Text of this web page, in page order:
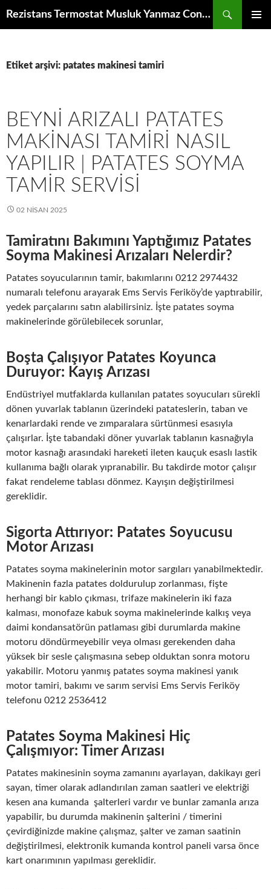
Rezistans Termostat Musluk Yanmaz Conta Rende Disk Bıçak Redüktör Fan Motoru Elektronik Kumanda Kartı Raf Izgara
Etiket arşivi: patates makinesi tamiri
BEYNI ARIZALI PATATES
MAKINASI TAMIRI NASIL
YAPILIR | PATATES SOYMA
TAMIR SERVISI
02 NISAN 2025
Tamiratını Bakımını Yaptığımız Patates
Soyma Makinesi Arızaları Nelerdir?
Patates soyucularının tamir, bakımlarını 0212 2974432
numaralı telefonu arayarak Ems Servis Feriköy’de yaptırabilir,
yedek parçalarını satın alabilirsiniz. İşte patates soyma
makinelerinde görülebilecek sorunlar,
Boşta Çalışıyor Patates Koyunca
Duruyor: Kayış Arızası
Endüstriyel mutfaklarda kullanılan patates soyucuları sürekli
dönen yuvarlak tablanın üzerindeki patateslerin, taban ve
kenarlardaki rende ve zımparalara sürtünmesi esasıyla
çalışırlar. İşte tabandaki döner yuvarlak tablanın kasnağıyla
motor kasnağı arasındaki hareketi ileten kauçuk esaslı lastik
kullanıma bağlı olarak yıpranabilir. Bu takdirde motor çalışır
fakat rendeleme tablası dönmez. Kayışın değiştirilmesi
gereklidir.
Sigorta Attırıyor: Patates Soyucusu
Motor Arızası
Patates soyma makinelerinin motor sargıları yanabilmektedir.
Makinenin fazla patates doldurulup zorlanması, fişte
herhangi bir kablo çıkması, trifaze makinelerin iki faza
kalması, monofaze kabuk soyma makinelerinde kalkış veya
daimi kondansatörün patlaması gibi durumlarda makine
motoru döndürmeyebilir veya olması gerekenden daha
yüksek bir sesle çalışmasına sebep olduktan sonra motoru
yakabilir. Motoru yanmış patates soyma makinesi yanık
motor tamiri, bakımı ve sarım servisi Ems Servis Feriköy
telefonu 0212 2536412
Patates Soyma Makinesi Hiç
Çalışmıyor: Timer Arızası
Patates makinesinin soyma zamanını ayarlayan, dakikayı geri
sayan, timer olarak adlandırılan zaman saatleri ve elektriği
kesen ana kumanda şalterleri vardır ve bunlar zamanla arıza
yapabilir, bu durumda makinenin şalterini / timerini
çevirdiğinizde makine çalışmaz, şalter ve zaman saatinin
değiştirilmesi, elektronik kumanda kontrol paneli varsa önce
kart onarımının yapılması gereklidir.